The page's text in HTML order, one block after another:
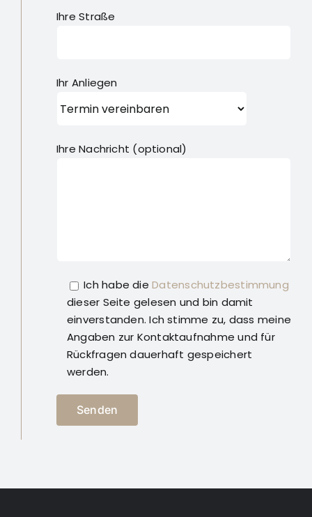
Ihre Straße
Ihr Anliegen
Ihre Nachricht (optional)
Ich habe dieDatenschutzbestimmung
dieser Seite gelesen und bin damit
einverstanden. Ich stimme zu, dass meine
Angaben zur Kontaktaufnahme und für
Rückfragen dauerhaft gespeichert
werden.